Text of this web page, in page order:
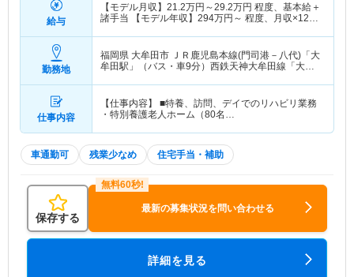
給与
【モデル月収】 21.2万円～29.2万円 程度、基本給＋
諸手当 【モデル年収】 294万円～ 程度、月収×12ヶ
勤務地
福岡県 大牟田市
ＪＲ鹿児島本線(門司港－八代)「大
牟田駅」（バス・車9分）西鉄天神大牟田線「大牟
仕事内容
【仕事内容】 ■特養、訪問、デイでのリハビリ業務
・特別養護老人ホーム（80名…
車通勤可 残業少なめ 住宅手当・補助
保存する
最新の募集状況を問い合わせる
詳細を見る